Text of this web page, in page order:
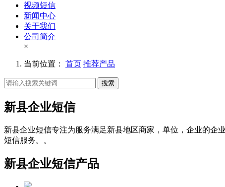
视频短信
新闻中心
关于我们
公司简介
×
当前位置： 首页 推荐产品
搜索
新县企业短信
新县企业短信专注为服务满足新县地区商家，单位，企业的企
短信服务。。
新县企业短信产品